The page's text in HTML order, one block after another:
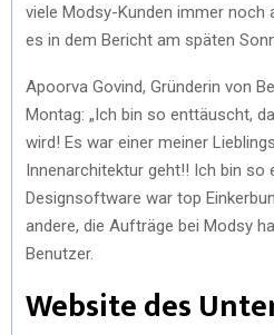
viele Modsy-Kunden immer noch
es in dem Bericht am späten
Apoorva Govind, Gründerin von
Montag: „Ich bin so enttäuscht,
wird! Es war einer meiner
Innenarchitektur geht!! Ich bin so
Designsoftware war top
andere, die Aufträge bei Modsy
Benutzer.
Website des